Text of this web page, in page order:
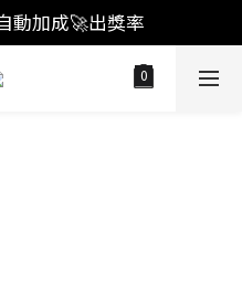
帳直接"首購爆擊🥊"
動加成🚀出獎率
帳直接"首購爆擊🥊"